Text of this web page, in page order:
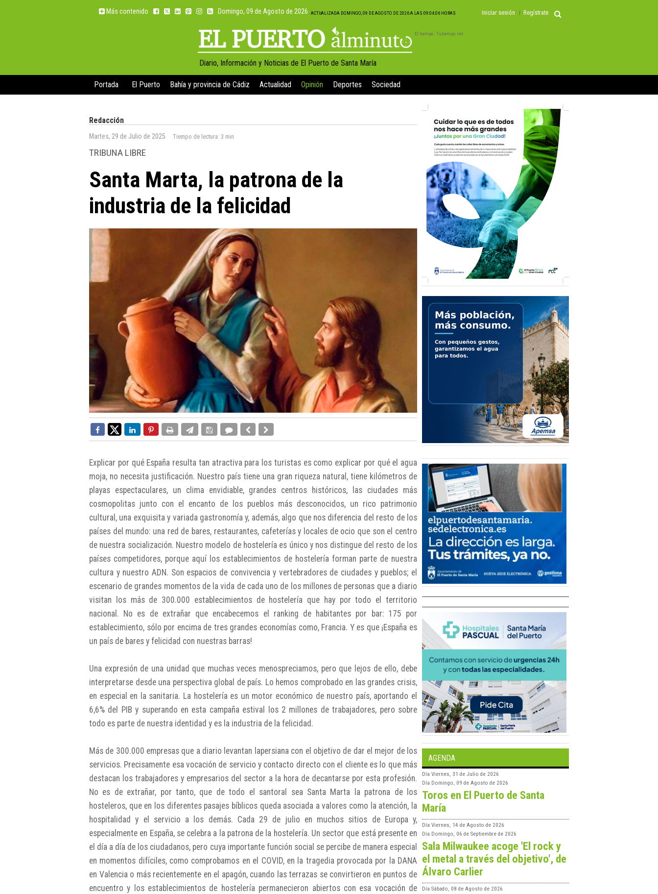
Más contenido Domingo, 09 de Agosto de 2026 ACTUALIZADA DOMINGO, 09 DE AGOSTO DE 2026 A LAS 09:04:06 HORAS Iniciar sesión Regístrate
Diario, Información y Noticias de El Puerto de Santa María
El tiempo - Tutiempo.net
Portada El Puerto Bahía y provincia de Cádiz Actualidad Opinión Deportes Sociedad
Redacción
Martes, 29 de Julio de 2025 Tiempo de lectura: 3 min
TRIBUNA LIBRE
Santa Marta, la patrona de la
industria de la felicidad
Explicar por qué España resulta tan atractiva para los turistas es como explicar por qué el agua
moja, no necesita justificación. Nuestro país tiene una gran riqueza natural, tiene kilómetros de
playas espectaculares, un clima envidiable, grandes centros históricos, las ciudades más
cosmopolitas junto con el encanto de los pueblos más desconocidos, un rico patrimonio
cultural, una exquisita y variada gastronomía y, además, algo que nos diferencia del resto de los
países del mundo: una red de bares, restaurantes, cafeterías y locales de ocio que son el centro
de nuestra socialización. Nuestro modelo de hostelería es único y nos distingue del resto de los
países competidores, porque aquí los establecimientos de hostelería forman parte de nuestra
cultura y nuestro ADN. Son espacios de convivencia y vertebradores de ciudades y pueblos; el
escenario de grandes momentos de la vida de cada uno de los millones de personas que a diario
visitan los más de 300.000 establecimientos de hostelería que hay por todo el territorio
nacional. No es de extrañar que encabecemos el ranking de habitantes por bar: 175 por
establecimiento, sólo por encima de tres grandes economías como, Francia. Y es que ¡España es
un país de bares y felicidad con nuestras barras!
Una expresión de una unidad que muchas veces menospreciamos, pero que lejos de ello, debe
interpretarse desde una perspectiva global de país. Lo hemos comprobado en las grandes crisis,
en especial en la sanitaria. La hostelería es un motor económico de nuestro país, aportando el
6,6% del PIB y superando en esta campaña estival los 2 millones de trabajadores, pero sobre
todo es parte de nuestra identidad y es la industria de la felicidad.
Más de 300.000 empresas que a diario levantan lapersiana con el objetivo de dar el mejor de los
servicios. Precisamente esa vocación de servicio y contacto directo con el cliente es lo que más
destacan los trabajadores y empresarios del sector a la hora de decantarse por esta profesión.
No es de extrañar, por tanto, que de todo el santoral sea Santa Marta la patrona de los
hosteleros, que en los diferentes pasajes bíblicos queda asociada a valores como la atención, la
hospitalidad y el servicio a los demás. Cada 29 de julio en muchos sitios de Europa y,
especialmente en España, se celebra a la patrona de la hostelería. Un sector que está presente en
el día a día de los ciudadanos, pero cuya importante función social se percibe de manera especial
en momentos difíciles, como comprobamos en el COVID, en la tragedia provocada por la DANA
en Valencia o más recientemente en el apagón, cuando las terrazas se convirtieron en puntos de
encuentro y los establecimientos de hostelería permanecieron abiertos con esa vocación de
AGENDA
Día Viernes, 31 de Julio de 2026
Día Domingo, 09 de Agosto de 2026
Toros en El Puerto de Santa
María
Día Viernes, 14 de Agosto de 2026
Día Domingo, 06 de Septiembre de 2026
Sala Milwaukee acoge 'El rock y
el metal a través del objetivo', de
Álvaro Carlier
Día Sábado, 08 de Agosto de 2026